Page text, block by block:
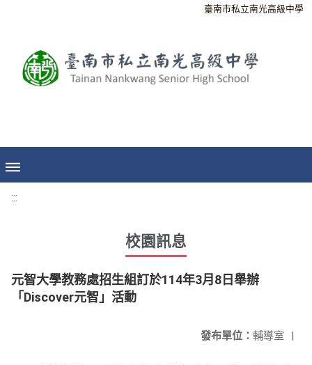
臺南市私立南光高級中學
:::
校園訊息
元智大學教務處招生組訂於114年3月8日舉辦
「Discover元智」活動
發布單位： 輔導室 |